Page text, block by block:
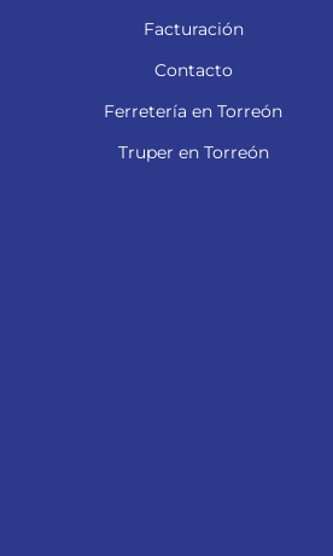
Facturación
Contacto
Ferretería en Torreón
Truper en Torreón